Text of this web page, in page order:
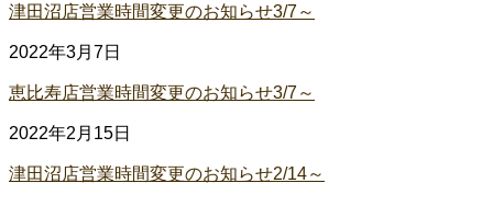
津田沼店営業時間変更のお知らせ3/7～
2022年3月7日
恵比寿店営業時間変更のお知らせ3/7～
2022年2月15日
津田沼店営業時間変更のお知らせ2/14～